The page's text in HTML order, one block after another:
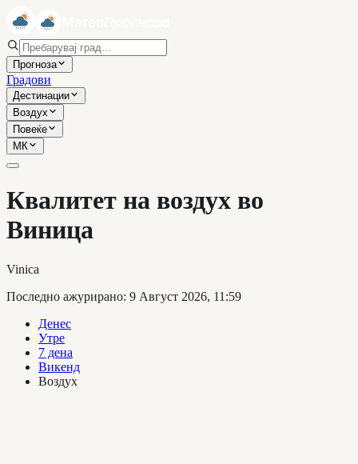
Прогноза
Градови
Дестинации
Воздух
Повеќе
МК
Квалитет на воздух во
Виница
Vinica
Последно ажурирано: 9 Август 2026, 11:59
Денес
Утре
7 дена
Викенд
Воздух